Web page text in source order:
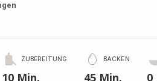
ZUBEREITUNG
10 Min.
BACKEN
45 Min. 0